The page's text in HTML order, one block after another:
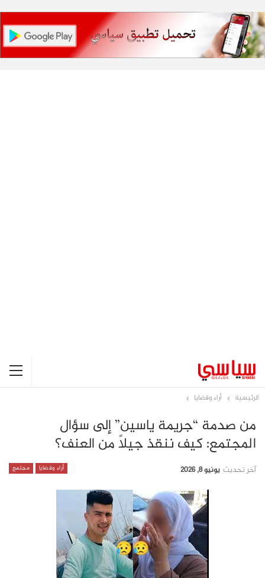
الرئيسية أراء وقضايا
من صدمة “جريمة ياسين” إلى سؤال
المجتمع: كيف ننقذ جيلاً من العنف؟
أراء وقضايا مجتمع آخر تحديث يونيو 8, 2026